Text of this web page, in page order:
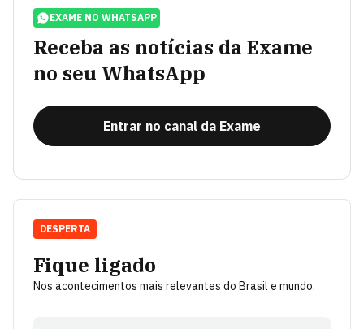
EXAME NO WHATSAPP
Receba as notícias da Exame
no seu WhatsApp
Entrar no canal da Exame
Fique ligado
Nos acontecimentos mais relevantes do Brasil e mundo.
DESPERTA